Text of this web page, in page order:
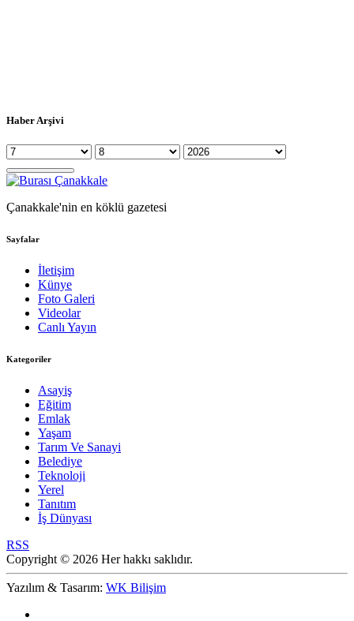
Haber Arşivi
Çanakkale'nin en köklü gazetesi
Sayfalar
İletişim
Künye
Foto Galeri
Videolar
Canlı Yayın
Kategoriler
Asayiş
Eğitim
Emlak
Yaşam
Tarım Ve Sanayi
Belediye
Teknoloji
Yerel
Tanıtım
İş Dünyası
RSS
Copyright © 2026 Her hakkı saklıdır.
Yazılım & Tasarım: WK Bilişim